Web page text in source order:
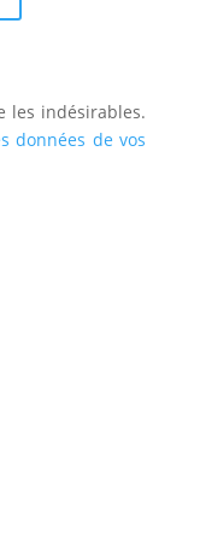
les indésirables.
données de vos